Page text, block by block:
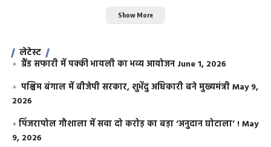
Show More
लेटेस्ट
ग्रैंड सफारी में पक्की भायली का भव्य आयोजन June 1, 2026
पश्चिम बंगाल में बीजेपी सरकार, शुभेंदु अधिकारी बने मुख्यमंत्रीMay 9,
2026
​पिंजरापोल गौशाला में सवा दो करोड़ का बड़ा ‘अनुदान घोटाला’ !May
9, 2026